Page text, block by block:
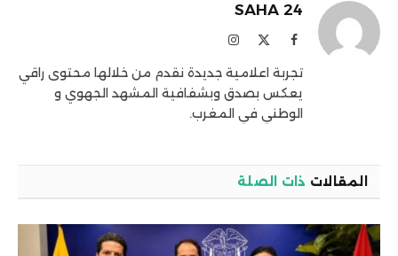
SAHA 24
فيسبوك الانستغرام
تجربة اعلامية جديدة نقدم من خلالها محتوى راقي
يعكس بصدق وبشفافية المشهد الجهوي و
الوطني في المغرب.
المقالات ذات الصلة